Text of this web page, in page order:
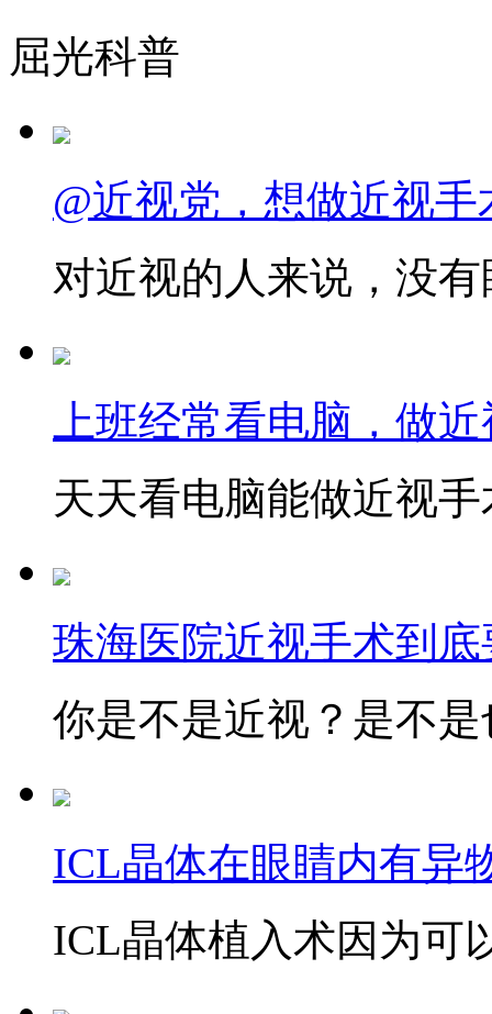
屈光科普
@近视党，想做近视
对近视的人来说，没
上班经常看电脑，做
天天看电脑能做近视
珠海医院近视手术到
你是不是近视？是不
ICL晶体在眼睛内有异
ICL晶体植入术因为可